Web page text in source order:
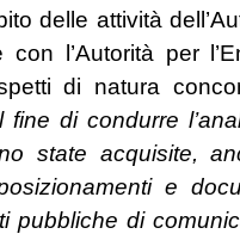
delle attività
con l’Autorità per
di natura
fine di condurre
state acquisite,
e
pubbliche di